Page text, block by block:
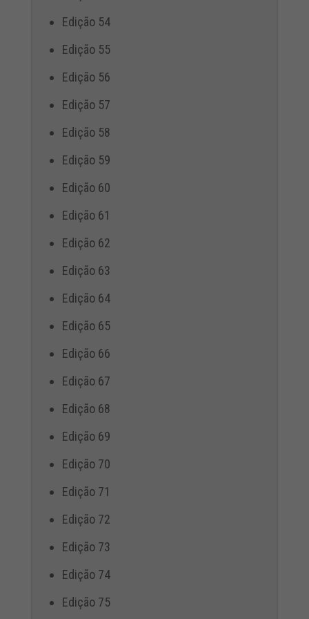
Edição 54
Edição 55
Edição 56
Edição 57
Edição 58
Edição 59
Edição 60
Edição 61
Edição 62
Edição 63
Edição 64
Edição 65
Edição 66
Edição 67
Edição 68
Edição 69
Edição 70
Edição 71
Edição 72
Edição 73
Edição 74
Edição 75